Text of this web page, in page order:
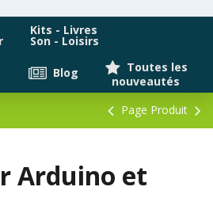
Kits - Livres
Son - Loisirs
Toutes les
nouveautés
Blog
Page Produit
Arduino et